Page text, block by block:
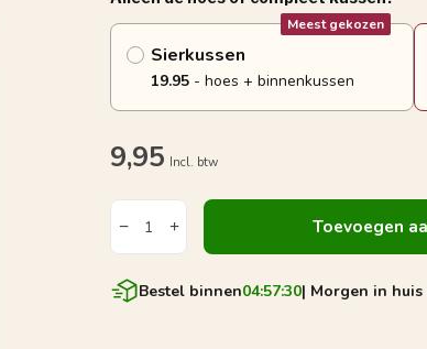
Sierkussen
Meest gekozen
19.95 - hoes + binnenkussen
9,95 Incl. btw
Toevoegen
Bestel binnen04:57:29| Morgen in huis